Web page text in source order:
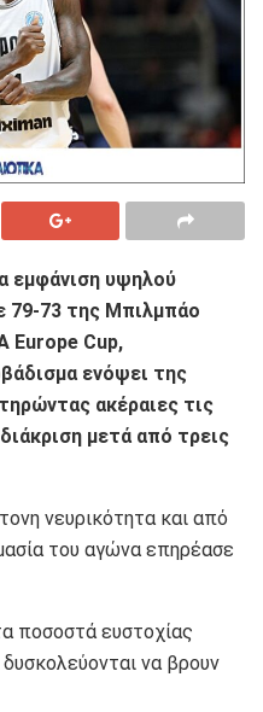
εμφάνιση υψηλού
79-73 της Μπιλμπάο
Europe Cup,
ενόψει της
ακέραιες τις
μετά από τρεις
νευρικότητα και από
του αγώνα επηρέασε
ποσοστά ευστοχίας
να βρουν